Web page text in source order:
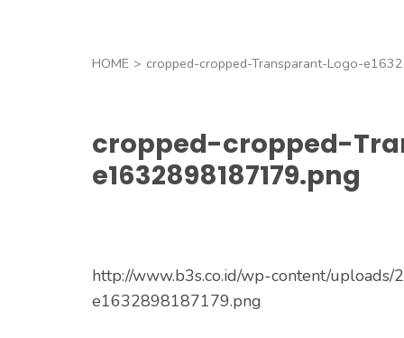
HOME > cropped-cropped-Transparant-Logo-
cropped-cropped-
e1632898187179.png
http://www.b3s.co.id/wp-content/
e1632898187179.png